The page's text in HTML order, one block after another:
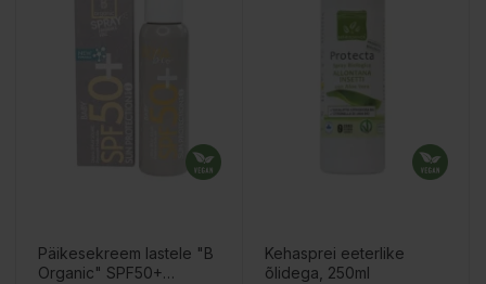
Päikesekreem lastele "B
Organic" SPF50+
Kehasprei eeterlike
õlidega, 250ml